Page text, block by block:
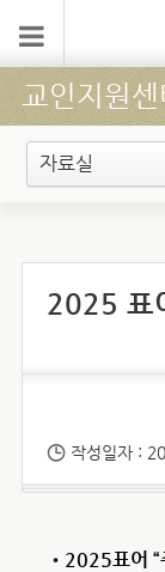
교인지원센
자료실
2025 표
작성일자 :
•2025표어 “